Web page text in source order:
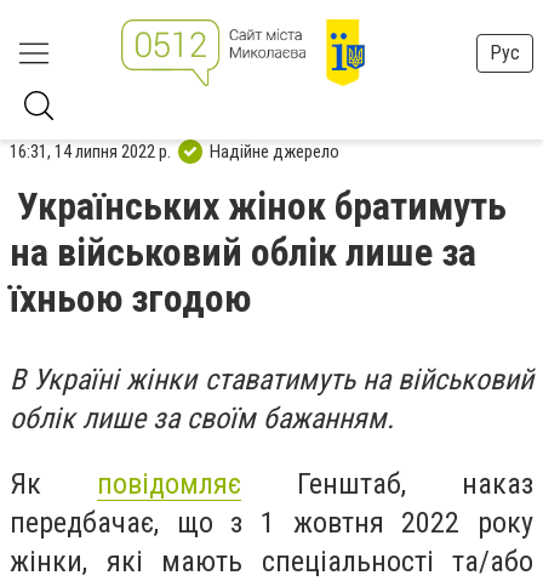
Рус
16:31, 14 липня 2022 р. Надійне джерело
Українських жінок братимуть
на військовий облік лише за
їхньою згодою
В Україні жінки ставатимуть на військовий
облік лише за своїм бажанням.
Як повідомляє Генштаб, наказ
передбачає, що з 1 жовтня 2022 року
жінки, які мають спеціальності та/або